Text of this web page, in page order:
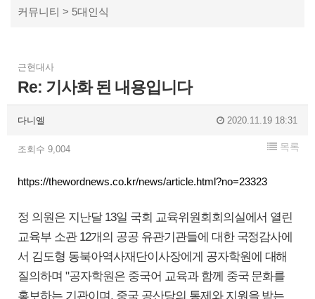
커뮤니티 > 5대인식
근현대사
Re: 기사화 된 내용입니다
다니엘 2020.11.19 18:31
조회수 9,004 목록
https://thewordnews.co.kr/news/article.html?no=23323
정 의원은 지난달 13일 국회 교육위원회회의실에서 열린
교육부 소관 12개의 공공 유관기관들에 대한 국정감사에
서 김도형 동북아역사재단이사장에게 공자학원에 대해
질의하며 "공자학원은 중국어 교육과 함께 중국 문화를
홍보하는 기관이며, 중국 공산당의 통제와 지원을 받는